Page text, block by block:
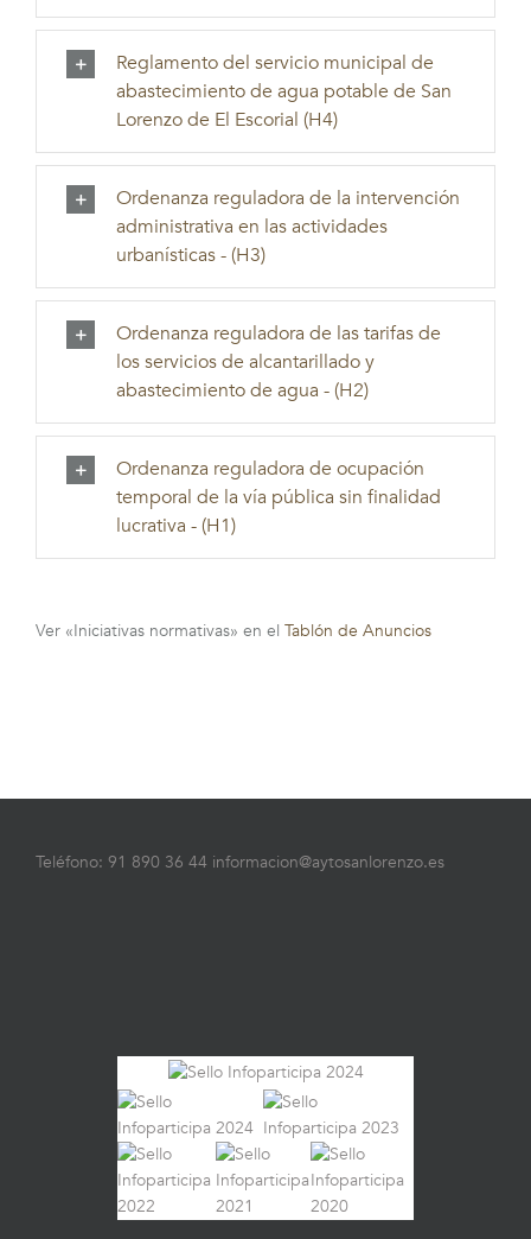
Reglamento del servicio municipal de
abastecimiento de agua potable de San
Lorenzo de El Escorial (H4)
Ordenanza reguladora de la intervención
administrativa en las actividades
urbanísticas - (H3)
Ordenanza reguladora de las tarifas de
los servicios de alcantarillado y
abastecimiento de agua - (H2)
Ordenanza reguladora de ocupación
temporal de la vía pública sin finalidad
lucrativa - (H1)
Ver «Iniciativas normativas» en el Tablón de Anuncios
Teléfono: 91 890 36 44 informacion@aytosanlorenzo.es